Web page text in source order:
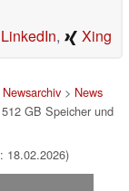
LinkedIn, Xing
Newsarchiv> News
GB Speicher und
18.02.2026)